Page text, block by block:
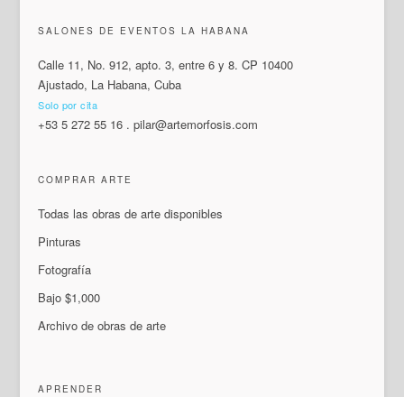
SALONES DE EVENTOS LA HABANA
Calle 11, No. 912, apto. 3, entre 6 y 8. CP 10400
Ajustado, La Habana, Cuba
Solo por cita
+53 5 272 55 16 .pilar@artemorfosis.com
COMPRAR ARTE
Todas las obras de arte disponibles
Pinturas
Fotografía
Bajo $1,000
Archivo de obras de arte
APRENDER